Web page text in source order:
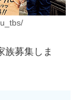
族募集しま